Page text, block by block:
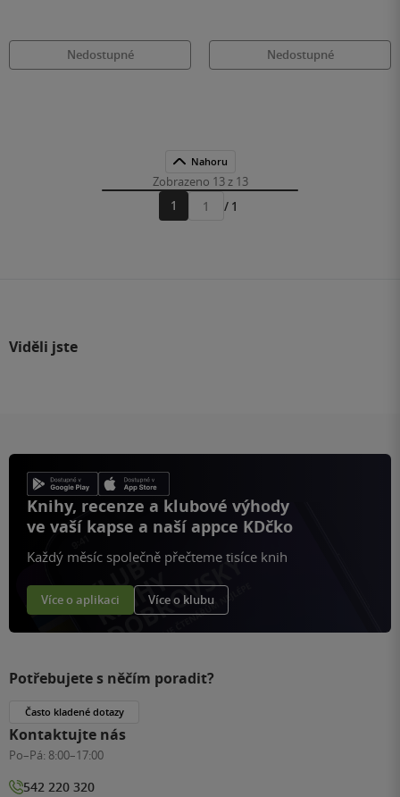
Nedostupné Nedostupné
Nahoru
Zobrazeno 13 z 13
1
Přejít
/ 1
Viděli jste
Knihy, recenze a klubové výhody
ve vaší kapse a naší appce KDčko
Každý měsíc společně přečteme tisíce knih
Více o aplikaci Více o klubu
Potřebujete s něčím poradit?
Často kladené dotazy
Kontaktujte nás
Po–Pá: 8:00–17:00
542 220 320